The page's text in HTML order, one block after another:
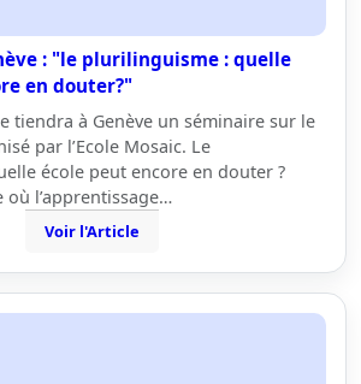
: "le plurilinguisme : quelle
en douter?"
tiendra à Genève un séminaire sur le
par l’Ecole Mosaic. Le
école peut encore en douter ?
où l’apprentissage…
Voir l'Article